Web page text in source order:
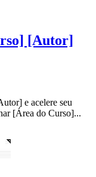
[Autor]
e acelere seu
[Área do Curso]...